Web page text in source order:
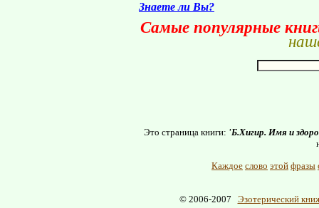
Знаете ли Вы?
Самые популярные
Это страница книги: 'Б.Хигир. Имя и
Каждое слово этой фразы
© 2006-2007 Эзотерический